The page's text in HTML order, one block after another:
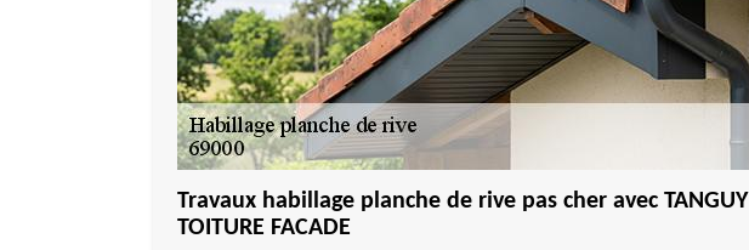
Travaux habillage planche de rive pas cher avec TANGUY
TOITURE FACADE